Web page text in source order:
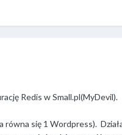
Redis w Small.pl(MyDevil).
się 1 Wordpress).